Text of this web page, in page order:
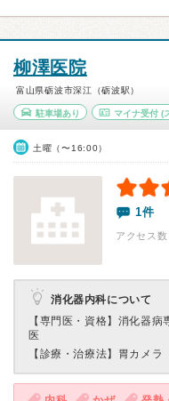
柳澤医院
富山県砺波市深江（砺波駅）
駐車場あり マイナ受付(
土曜（〜16:00）
1件
アクセス
消化器内科について
【専門医・資格】 消化器病
医
【診療・治療法】 胃カメラ